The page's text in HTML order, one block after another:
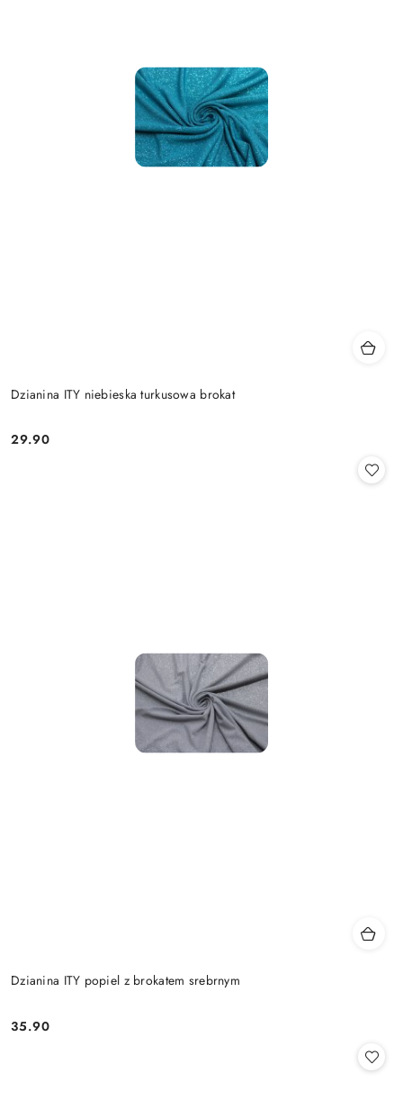
Dzianina ITY niebieska turkusowa brokat
Cena:
29.90
Dzianina ITY popiel z brokatem srebrnym
Cena:
35.90